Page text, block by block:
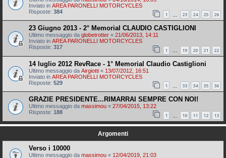
Inviato in AREA PARONELLI MOTORCYCLES
Risposte: 384 1 23 24 25 26
23 Giugno 2013 - 2° Memorial CLAUDIO CASTIGLIONI
Ultimo messaggio da globetrotter « 21/06/2013, 14:11
Inviato in AREA PARONELLI MOTORCYCLES
Risposte: 317 1 … 19 20 21 22
14 luglio 2012 RevRace - 1° Memorial Claudio Castiglioni
Ultimo messaggio da Airgiotti « 13/07/2012, 16:51
Inviato in AREA PARONELLI MOTORCYCLES
Risposte: 529 1 33 34 35 36
GRAZIE PRESIDENTE...RIMARRAI SEMPRE CON NOI!
Ultimo messaggio da massimou « 27/04/2015, 13:22
Risposte: 188 1 10 11 12 13
Argomenti
Verso i 10000
Ultimo messaggio da massimou « 12/04/2019, 21:03